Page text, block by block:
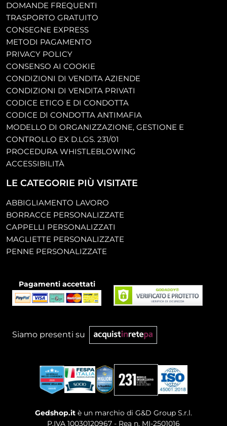
DOMANDE FREQUENTI
TRASPORTO GRATUITO
CONSEGNE EXPRESS
METODI PAGAMENTO
PRIVACY POLICY
CONSENSO AI COOKIE
CONDIZIONI DI VENDITA AZIENDE
CONDIZIONI DI VENDITA PRIVATI
CODICE ETICO E DI CONDOTTA
CODICE DI CONDOTTA ANTIMAFIA
MODELLO DI ORGANIZZAZIONE, GESTIONE E
CONTROLLO EX D.LGS. 231/01
PROCEDURA WHISTLEBLOWING
ACCESSIBILITÀ
LE CATEGORIE PIÙ VISITATE
ABBIGLIAMENTO LAVORO
BORRACCE PERSONALIZZATE
CAPPELLI PERSONALIZZATI
MAGLIETTE PERSONALIZZATE
PENNE PERSONALIZZATE
Pagamenti accettati
Siamo presenti su
Gedshop.it è un marchio di G&D Group S.r.l.
P.IVA 10030120967 - Rea n. MI-2501016